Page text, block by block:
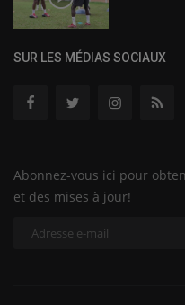
SUR LES MÉDIAS SOCIAUX
Abonnez-vous ici pour
et des mises à jour!